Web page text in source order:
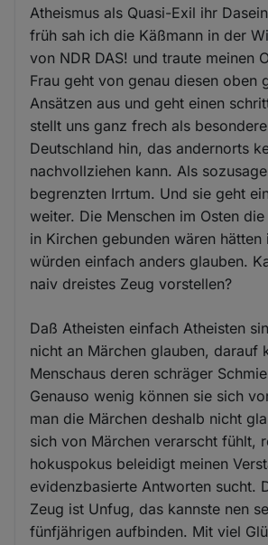
Atheismus als Quasi-Exil ihr
früh sah ich die Käßmann in der
von NDR DAS! und traute meinen
Frau geht von genau diesen oben
Ansätzen aus und geht einen
stellt uns ganz frech als
Deutschland hin, das andernorts
nachvollziehen kann. Als
begrenzten Irrtum. Und sie geht
weiter. Die Menschen im Osten
in Kirchen gebunden wären hätten
würden einfach anders glauben.
naiv dreistes Zeug vorstellen?
Daß Atheisten einfach Atheisten
nicht an Märchen glauben, darauf
Menschaus deren schräger
Genauso wenig können sie sich
man die Märchen deshalb nicht
sich von Märchen verarscht fühlt,
hokuspokus beleidigt meinen
evidenzbasierte Antworten sucht.
Zeug ist Unfug, das kannste nen
fünfjährigen aufbinden. Mit viel